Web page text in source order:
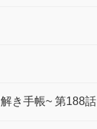
き手帳~ 第188話